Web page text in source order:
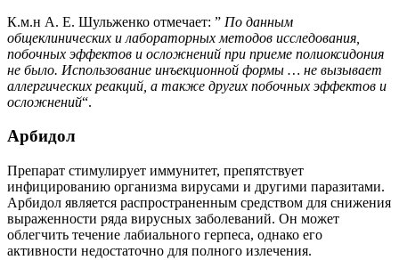
К.м.н А. Е. Шульженко отмечает: ” По данным
общеклинических и лабораторных методов исследования,
побочных эффектов и осложнений при приеме полиоксидония
не было. Использование инъекционной формы … не вызывает
аллергических реакций, а также других побочных эффектов и
осложнений“.
Арбидол
Препарат стимулирует иммунитет, препятствует
инфицированию организма вирусами и другими паразитами.
Арбидол является распространенным средством для снижения
выраженности ряда вирусных заболеваний. Он может
облегчить течение лабиального герпеса, однако его
активности недостаточно для полного излечения.